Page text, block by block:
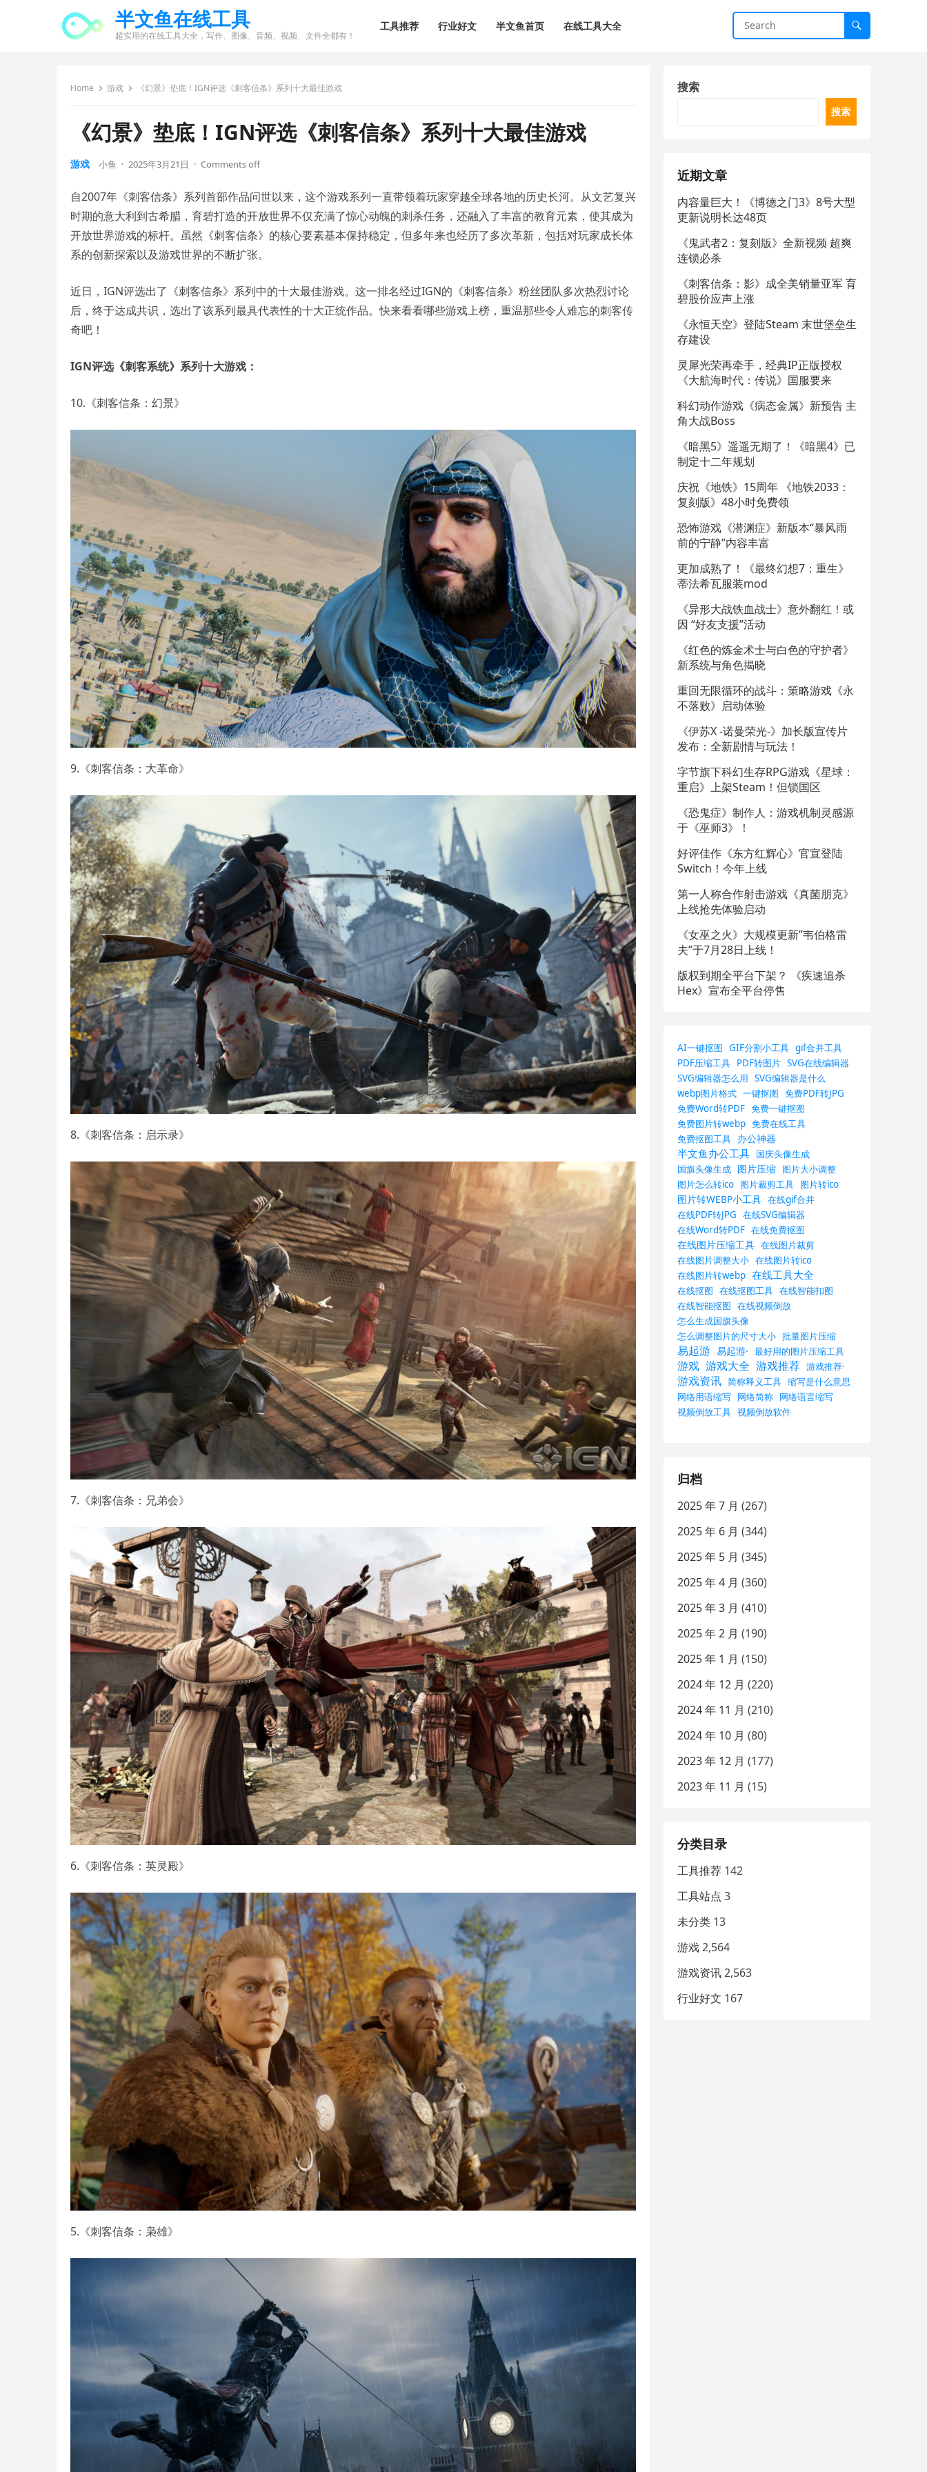
半文鱼在线工具
超实用的在线工具大全，写作、图像、音频、视频、文件全都有！
工具推荐 行业好文 半文鱼首页 在线工具大全
Home 游戏 《幻景》垫底！IGN评选《刺客信条》系列十大最佳游戏
《幻景》垫底！IGN评选《刺客信条》系列十大最佳游戏
游戏 小鱼 · 2025年3月21日 · Comments off
自2007年《刺客信条》系列首部作品问世以来，这个游戏系列一直带领着玩家穿越全球各地的历史长河。从文艺复兴
时期的意大利到古希腊，育碧打造的开放世界不仅充满了惊心动魄的刺杀任务，还融入了丰富的教育元素，使其成为
开放世界游戏的标杆。虽然《刺客信条》的核心要素基本保持稳定，但多年来也经历了多次革新，包括对玩家成长体
系的创新探索以及游戏世界的不断扩张。
近日，IGN评选出了《刺客信条》系列中的十大最佳游戏。这一排名经过IGN的《刺客信条》粉丝团队多次热烈讨论
后，终于达成共识，选出了该系列最具代表性的十大正统作品。快来看看哪些游戏上榜，重温那些令人难忘的刺客传
奇吧！
IGN评选《刺客系统》系列十大游戏：
10.《刺客信条：幻景》
9.《刺客信条：大革命》
8.《刺客信条：启示录》
7.《刺客信条：兄弟会》
6.《刺客信条：英灵殿》
5.《刺客信条：枭雄》
搜索
搜索
近期文章
内容量巨大！《博德之门3》8号大型
更新说明长达48页
《鬼武者2：复刻版》全新视频 超爽
连锁必杀
《刺客信条：影》成全美销量亚军 育
碧股价应声上涨
《永恒天空》登陆Steam 末世堡垒生
存建设
灵犀光荣再牵手，经典IP正版授权
《大航海时代：传说》国服要来
科幻动作游戏《病态金属》新预告 主
角大战Boss
《暗黑5》遥遥无期了！《暗黑4》已
制定十二年规划
庆祝《地铁》15周年 《地铁2033：
复刻版》48小时免费领
恐怖游戏《潜渊症》新版本“暴风雨
前的宁静”内容丰富
更加成熟了！《最终幻想7：重生》
蒂法希瓦服装mod
《异形大战铁血战士》意外翻红！或
因 “好友支援”活动
《红色的炼金术士与白色的守护者》
新系统与角色揭晓
重回无限循环的战斗：策略游戏《永
不落败》启动体验
《伊苏X -诺曼荣光-》加长版宣传片
发布：全新剧情与玩法！
字节旗下科幻生存RPG游戏《星球：
重启》上架Steam！但锁国区
《恐鬼症》制作人：游戏机制灵感源
于《巫师3》！
好评佳作《东方红辉心》官宣登陆
Switch！今年上线
第一人称合作射击游戏《真菌朋克》
上线抢先体验启动
《女巫之火》大规模更新”韦伯格雷
夫”于7月28日上线！
版权到期全平台下架？ 《疾速追杀
Hex》宣布全平台停售
AI一键抠图 GIF分割小工具 gif合并工具
PDF压缩工具 PDF转图片 SVG在线编辑器
SVG编辑器怎么用 SVG编辑器是什么
webp图片格式 一键抠图 免费PDF转JPG
免费Word转PDF 免费一键抠图
免费图片转webp 免费在线工具
免费抠图工具 办公神器
半文鱼办公工具 国庆头像生成
国旗头像生成 图片压缩 图片大小调整
图片怎么转ico 图片裁剪工具 图片转ico
图片转WEBP小工具 在线gif合并
在线PDF转JPG 在线SVG编辑器
在线Word转PDF 在线免费抠图
在线图片压缩工具 在线图片裁剪
在线图片调整大小 在线图片转ico
在线图片转webp 在线工具大全
在线抠图 在线抠图工具 在线智能扣图
在线智能抠图 在线视频倒放
怎么生成国旗头像
怎么调整图片的尺寸大小 批量图片压缩
易起游 易起游· 最好用的图片压缩工具
游戏 游戏大全 游戏推荐 游戏推荐·
游戏资讯 简称释义工具 缩写是什么意思
网络用语缩写 网络简称 网络语言缩写
视频倒放工具 视频倒放软件
归档
2025 年 7 月 (267)
2025 年 6 月 (344)
2025 年 5 月 (345)
2025 年 4 月 (360)
2025 年 3 月 (410)
2025 年 2 月 (190)
2025 年 1 月 (150)
2024 年 12 月 (220)
2024 年 11 月 (210)
2024 年 10 月 (80)
2023 年 12 月 (177)
2023 年 11 月 (15)
分类目录
工具推荐 142
工具站点 3
未分类 13
游戏2,564
游戏资讯2,563
行业好文 167